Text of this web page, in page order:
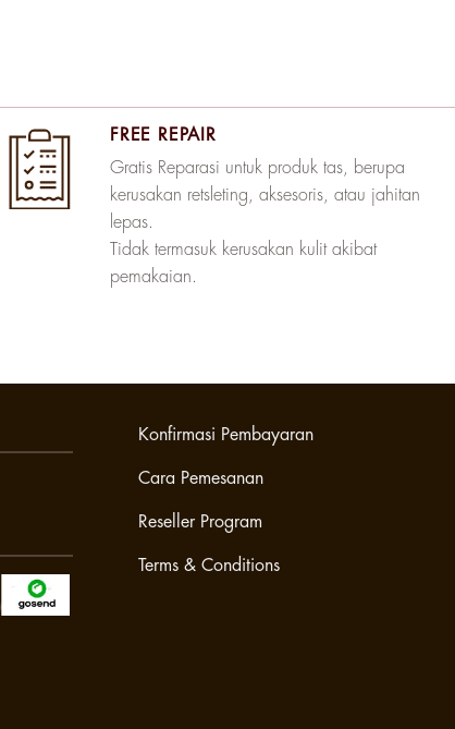
FREE REPAIR
Gratis Reparasi untuk produk tas, berupa
kerusakan retsleting, aksesoris, atau jahitan
lepas.
Tidak termasuk kerusakan kulit akibat
pemakaian.
Konfirmasi Pembayaran
Cara Pemesanan
Reseller Program
Terms & Conditions